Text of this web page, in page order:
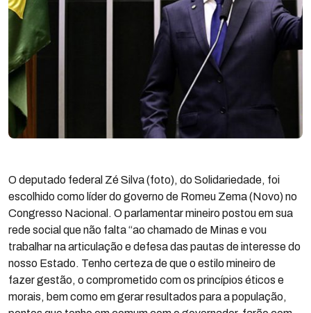
O deputado federal Zé Silva (foto), do Solidariedade, foi
escolhido como líder do governo de Romeu Zema (Novo) no
Congresso Nacional. O parlamentar mineiro postou em sua
rede social que não falta “ao chamado de Minas e vou
trabalhar na articulação e defesa das pautas de interesse do
nosso Estado. Tenho certeza de que o estilo mineiro de
fazer gestão, o comprometido com os princípios éticos e
morais, bem como em gerar resultados para a população,